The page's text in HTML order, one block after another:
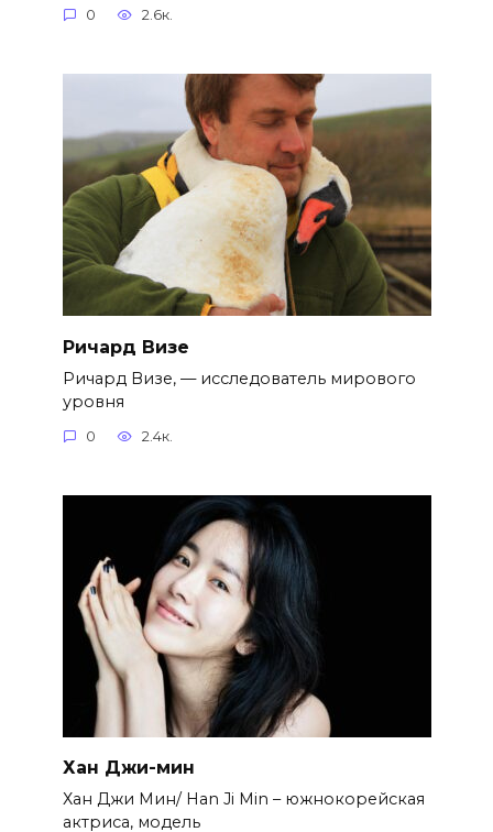
0 2.6к.
Ричард Визе
Ричард Визе, — исследователь мирового
уровня
0 2.4к.
Хан Джи-мин
Хан Джи Мин/ Han Ji Min – южнокорейская
актриса, модель